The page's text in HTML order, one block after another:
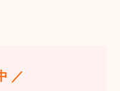
／